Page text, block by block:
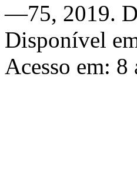
—75, 2019.
Disponível
Acesso em: 8